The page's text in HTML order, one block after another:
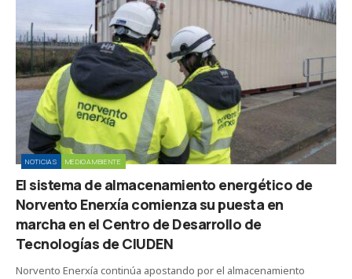
NOTICIAS MEDIOAMBIENTE
El sistema de almacenamiento energético de
Norvento Enerxía comienza su puesta en
marcha en el Centro de Desarrollo de
Tecnologías de CIUDEN
Norvento Enerxía continúa apostando por el almacenamiento